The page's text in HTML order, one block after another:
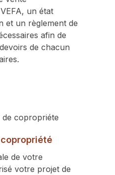
un état
et un règlement de
afin de
de chacun
de votre
votre projet de